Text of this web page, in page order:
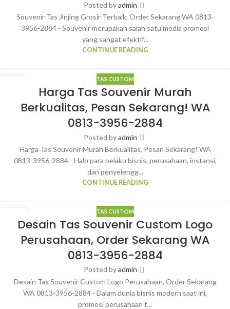
Posted byadmin
Souvenir Tas Jinjing Grosir Terbaik, Order Sekarang WA 0813-
3956-2884 - Souvenir merupakan salah satu media promosi
yang sangat efektif...
CONTINUE READING
TAS CUSTOM
Harga Tas Souvenir Murah
Berkualitas, Pesan Sekarang! WA
0813-3956-2884
Posted byadmin
Harga Tas Souvenir Murah Berkualitas, Pesan Sekarang! WA
0813-3956-2884 - Halo para pelaku bisnis, perusahaan, instansi,
dan penyelengg...
CONTINUE READING
22
MAR
TAS CUSTOM
Desain Tas Souvenir Custom Logo
Perusahaan, Order Sekarang WA
0813-3956-2884
Posted byadmin
Desain Tas Souvenir Custom Logo Perusahaan, Order Sekarang
WA 0813-3956-2884 - Dalam dunia bisnis modern saat ini,
promosi perusahaan t...